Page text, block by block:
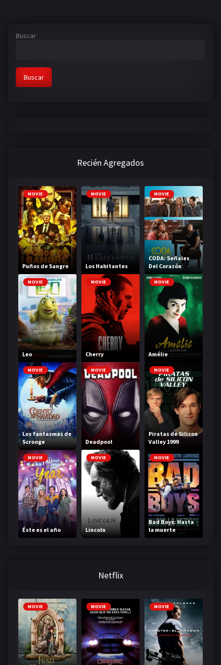
Buscar
Buscar
Recién Agregados
MOVIE
Puños de Sangre
MOVIE
Los Habitantes
MOVIE
CODA: Señales
Del Corazón
MOVIE
Leo
MOVIE
Cherry
MOVIE
Amélie
MOVIE
Los fantasmas de
Scrooge
MOVIE
Deadpool
MOVIE
Piratas de Silicon
Valley 1999
MOVIE
Éste es el año
MOVIE
Lincoln
MOVIE
Bad Boys: Hasta
la muerte
Netflix
MOVIE MOVIE MOVIE